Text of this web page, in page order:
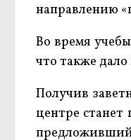
направлению
Во время
что также
Получив
центре